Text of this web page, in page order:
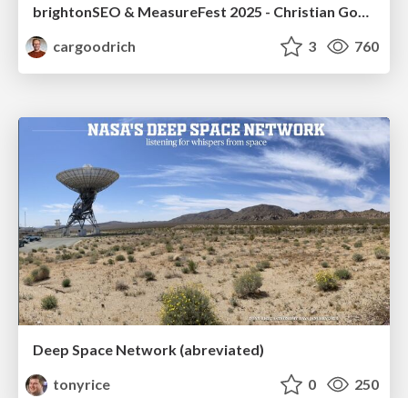
cargoodrich
3 760
Deep Space Network (abreviated)
tonyrice
0 250